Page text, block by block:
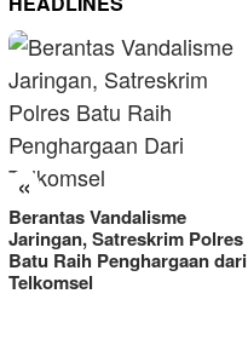
«
Berantas Vandalisme
Jaringan, Satreskrim Polres
Batu Raih Penghargaan dari
Telkomsel